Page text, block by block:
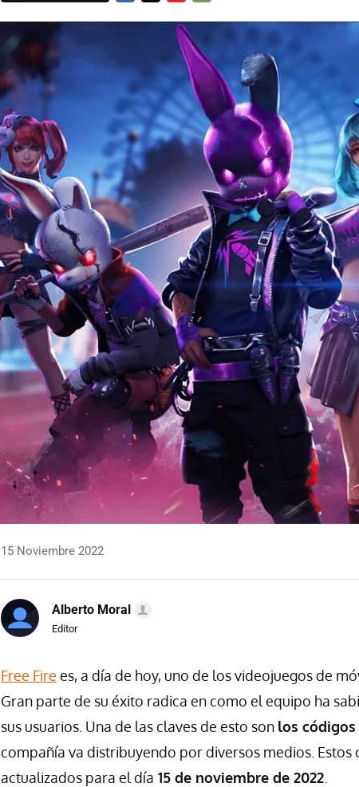
15 Noviembre 2022
Alberto Moral
Editor
Free Fire es, a día de hoy, uno de los videojuegos de
Gran parte de su éxito radica en como el equipo ha
sus usuarios. Una de las claves de esto son los
compañía va distribuyendo por diversos medios. Estos
actualizados para el día 15 de noviembre de 2022